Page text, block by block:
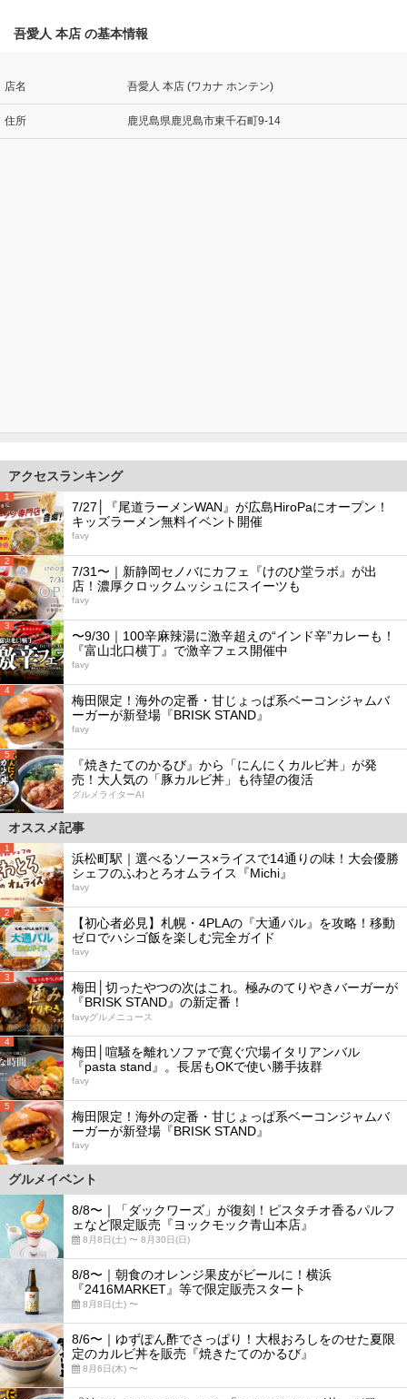
吾愛人 本店 の基本情報
店名 吾愛人 本店 (ワカナ ホンテン)
住所 鹿児島県鹿児島市東千石町9-14
アクセスランキング
1
7/27│『尾道ラーメンWAN』が広島HiroPaにオープン！
キッズラーメン無料イベント開催
favy
2
7/31〜｜新静岡セノバにカフェ『けのひ堂ラボ』が出
店！濃厚クロックムッシュにスイーツも
favy
3
〜9/30｜100辛麻辣湯に激辛超えの“インド辛”カレーも！
『富山北口横丁』で激辛フェス開催中
favy
4
梅田限定！海外の定番・甘じょっぱ系ベーコンジャムバ
ーガーが新登場『BRISK STAND』
favy
5
『焼きたてのかるび』から「にんにくカルビ丼」が発
売！大人気の「豚カルビ丼」も待望の復活
グルメライターAI
オススメ記事
1
浜松町駅｜選べるソース×ライスで14通りの味！大会優勝
シェフのふわとろオムライス『Michi』
favy
2
【初心者必見】札幌・4PLAの『大通バル』を攻略！移動
ゼロでハシゴ飯を楽しむ完全ガイド
favy
3
梅田│切ったやつの次はこれ。極みのてりやきバーガーが
『BRISK STAND』の新定番！
favyグルメニュース
4
梅田│喧騒を離れソファで寛ぐ穴場イタリアンバル
『pasta stand』。長居もOKで使い勝手抜群
favy
5
梅田限定！海外の定番・甘じょっぱ系ベーコンジャムバ
ーガーが新登場『BRISK STAND』
favy
グルメイベント
8/8〜｜「ダックワーズ」が復刻！ピスタチオ香るパルフ
ェなど限定販売『ヨックモック青山本店』
8月8日(土) 〜 8月30日(日)
8/8〜｜朝食のオレンジ果皮がビールに！横浜
『2416MARKET』等で限定販売スタート
8月8日(土) 〜
8/6〜｜ゆずぽん酢でさっぱり！大根おろしをのせた夏限
定のカルビ丼を販売『焼きたてのかるび』
8月6日(木) 〜